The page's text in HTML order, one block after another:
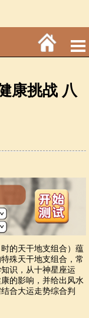
康挑战 八
的天干地支组合）蕴
殊天干地支组合，常
识，从十神星座运
的影响，并给出风水
合大运走势综合判